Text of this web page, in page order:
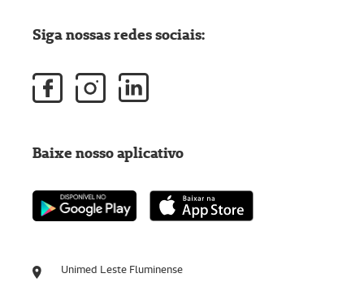
Unimed Leste Fluminense
Siga nossas redes sociais:
Baixe nosso aplicativo